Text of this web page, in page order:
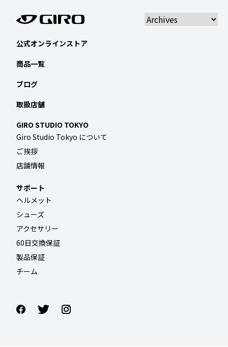
公式オンラインストア
商品一覧
ブログ
取扱店舗
GIRO STUDIO TOKYO
Giro Studio Tokyo について
ご挨拶
店舗情報
サポート
ヘルメット
シューズ
アクセサリー
60日交換保証
製品保証
チーム